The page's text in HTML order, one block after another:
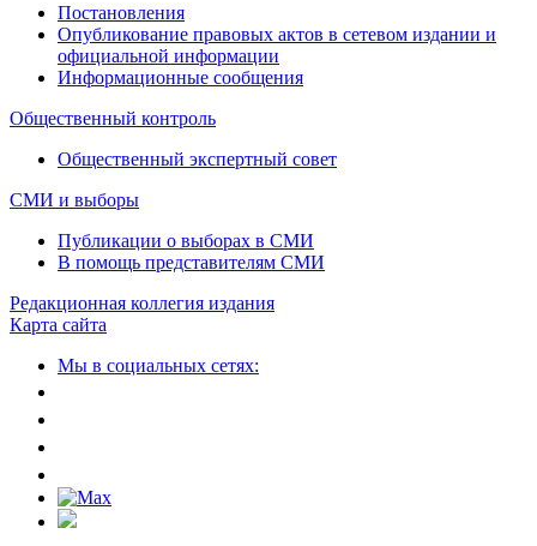
Постановления
Опубликование правовых актов в сетевом издании и
официальной информации
Информационные сообщения
Общественный контроль
Общественный экспертный совет
СМИ и выборы
Публикации о выборах в СМИ
В помощь представителям СМИ
Редакционная коллегия издания
Карта сайта
Мы в социальных сетях: